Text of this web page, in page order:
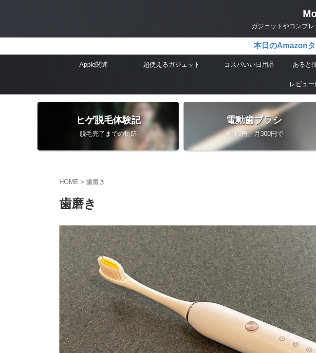
ガジェットやコンプ
本日のAmazonタ
Apple関連 超使えるガジェット コスパいい日用品 あると
レビュ
ヒゲ脱毛体験記
脱毛完了までの軌跡
電動歯ブラシ
本体0円、月300円で
HOME > 歯磨き
歯磨き